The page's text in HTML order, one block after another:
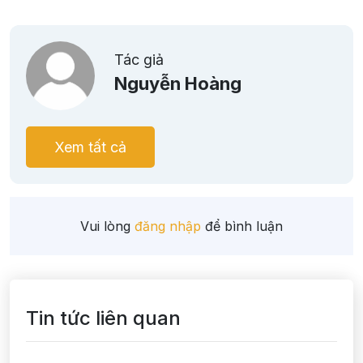
Tác giả
Nguyễn Hoàng
Xem tất cả
Vui lòng đăng nhập để bình luận
Tin tức liên quan